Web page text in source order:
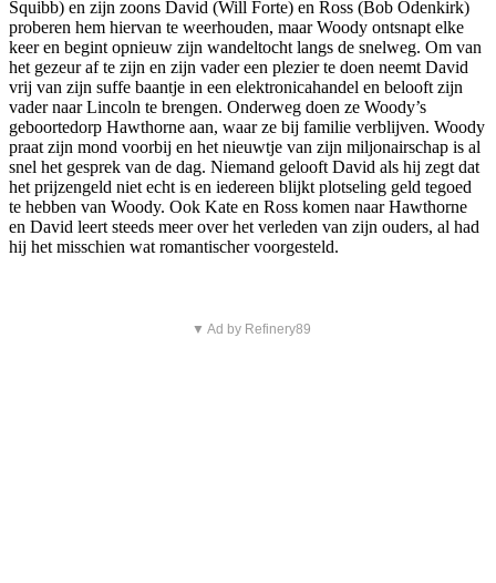
Squibb) en zijn zoons David (Will Forte) en Ross (Bob Odenkirk)
proberen hem hiervan te weerhouden, maar Woody ontsnapt elke
keer en begint opnieuw zijn wandeltocht langs de snelweg. Om van
het gezeur af te zijn en zijn vader een plezier te doen neemt David
vrij van zijn suffe baantje in een elektronicahandel en belooft zijn
vader naar Lincoln te brengen. Onderweg doen ze Woody’s
geboortedorp Hawthorne aan, waar ze bij familie verblijven. Woody
praat zijn mond voorbij en het nieuwtje van zijn miljonairschap is al
snel het gesprek van de dag. Niemand gelooft David als hij zegt dat
het prijzengeld niet echt is en iedereen blijkt plotseling geld tegoed
te hebben van Woody. Ook Kate en Ross komen naar Hawthorne
en David leert steeds meer over het verleden van zijn ouders, al had
hij het misschien wat romantischer voorgesteld.
▼ Ad by Refinery89